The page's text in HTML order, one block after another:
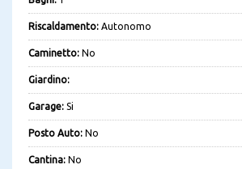
Riscaldamento: Autonomo
Caminetto: No
Giardino:
Garage: Si
Posto Auto: No
Cantina: No